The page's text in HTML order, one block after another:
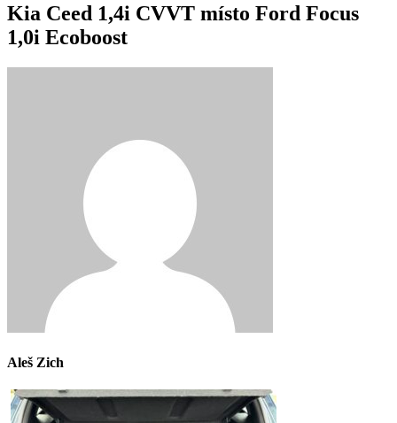
Kia Ceed 1,4i CVVT místo Ford Focus
1,0i Ecoboost
Aleš Zich